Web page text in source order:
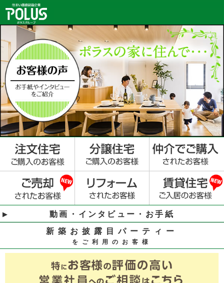
動画・インタビュー・お手紙
新築お披露目パーティー
をご利用のお客様